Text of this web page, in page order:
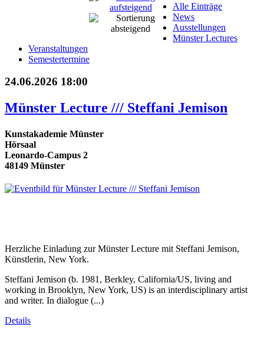
Alle Einträge
News
Ausstellungen
Münster Lectures
Veranstaltungen
Semestertermine
24.06.2026 18:00
Münster Lecture /// Steffani Jemison
Kunstakademie Münster
Hörsaal
Leonardo-Campus 2
48149 Münster
Herzliche Einladung zur Münster Lecture mit Steffani Jemison,
Künstlerin, New York.
Steffani Jemison (b. 1981, Berkley, California/US, living and
working in Brooklyn, New York, US) is an interdisciplinary artist
and writer. In dialogue (...)
Details